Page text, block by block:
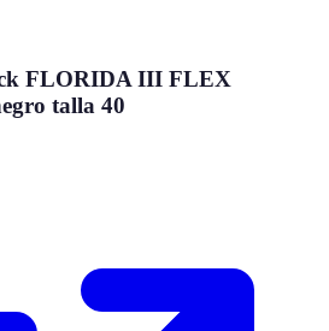
FLORIDA III FLEX
talla 40